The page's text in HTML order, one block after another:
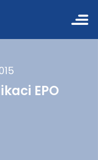
EPO